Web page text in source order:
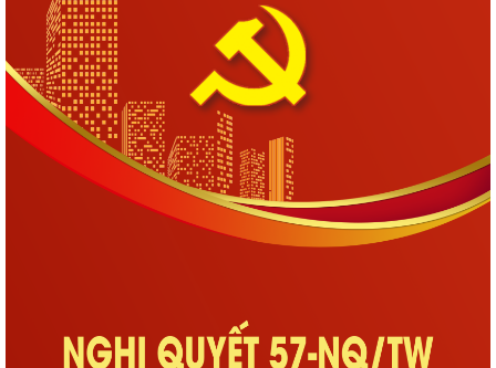
Phường Gia Viên dự trực tuyến Phiên họp thứ tư Ban Chỉ đạo của